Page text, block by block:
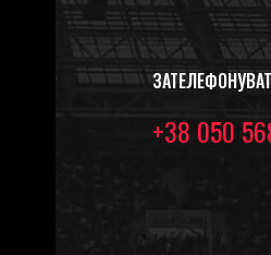
+38 050